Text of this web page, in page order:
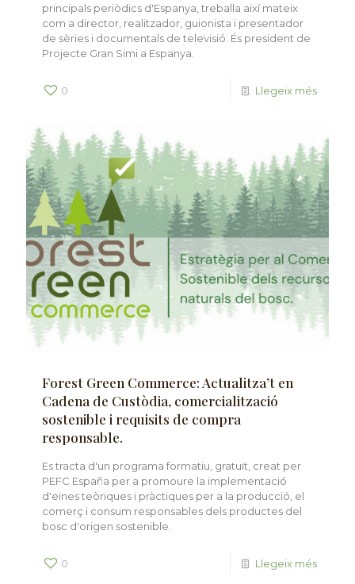
principals periòdics d'Espanya, treballa així mateix
com a director, realitzador, guionista i presentador
de sèries i documentals de televisió. És president de
Projecte Gran Simi a Espanya.
0 Llegeix més
Forest Green Commerce: Actualitza’t en
Cadena de Custòdia, comercialització
sostenible i requisits de compra
responsable.
Es tracta d'un programa formatiu, gratuït, creat per
PEFC España per a promoure la implementació
d'eines teòriques i pràctiques per a la producció, el
comerç i consum responsables dels productes del
bosc d'origen sostenible.
0 Llegeix més